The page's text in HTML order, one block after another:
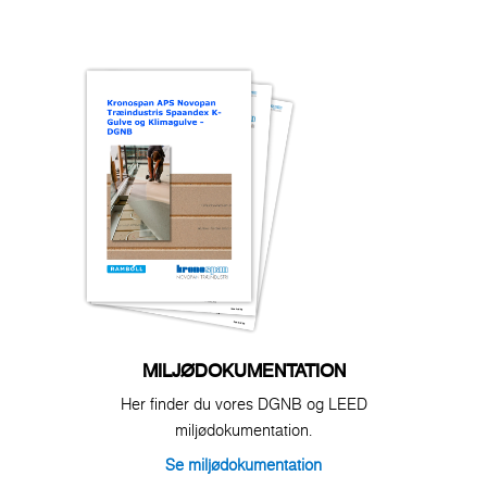
MILJØDOKUMENTATION
Her finder du vores DGNB og LEED
miljødokumentation.
Se miljødokumentation